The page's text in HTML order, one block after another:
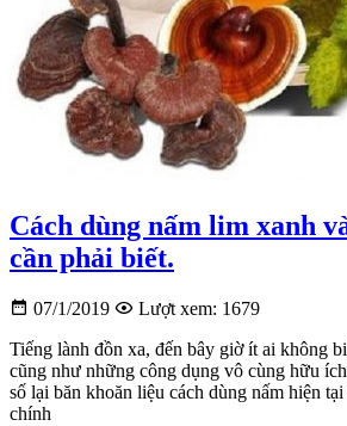
Cách dùng nấm lim xanh
cần phải biết.
07/1/2019
Lượt xem: 1679
Tiếng lành đồn xa, đến bây giờ ít ai không
cũng như những công dụng vô cùng hữu
số lại băn khoăn liệu cách dùng nấm hiện
chính